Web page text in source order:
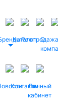
Каталог
Распродажа
О
КонтактыЛичный
кабинет